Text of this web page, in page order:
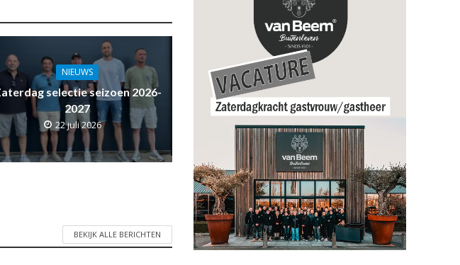
NIEUWS
selectie seizoen 2026-
2027
22 juli 2026
BEKIJK ALLE BERICHTEN